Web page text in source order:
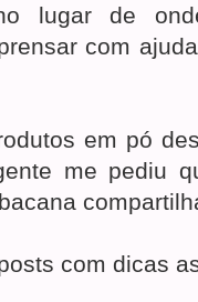
lugar de
com
em pó
me pediu
com dicas